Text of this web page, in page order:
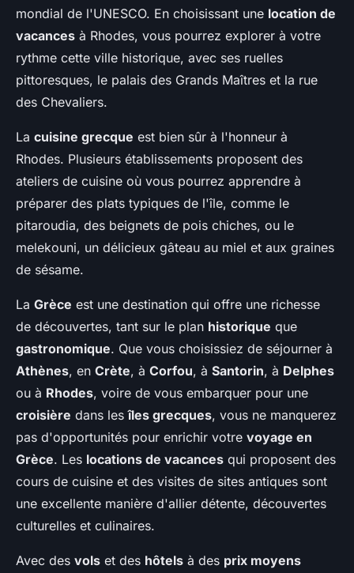
mondial de l'UNESCO. En choisissant une location de
vacances à Rhodes, vous pourrez explorer à votre
rythme cette ville historique, avec ses ruelles
pittoresques, le palais des Grands Maîtres et la rue
des Chevaliers.
La cuisine grecque est bien sûr à l'honneur à
Rhodes. Plusieurs établissements proposent des
ateliers de cuisine où vous pourrez apprendre à
préparer des plats typiques de l'île, comme le
pitaroudia, des beignets de pois chiches, ou le
melekouni, un délicieux gâteau au miel et aux graines
de sésame.
La Grèce est une destination qui offre une richesse
de découvertes, tant sur le plan historique que
gastronomique. Que vous choisissiez de séjourner à
Athènes, en Crète, à Corfou, à Santorin, à Delphes
ou à Rhodes, voire de vous embarquer pour une
croisière dans lesîles grecques, vous ne manquerez
pas d'opportunités pour enrichir votre voyage en
Grèce. Les locations de vacances qui proposent des
cours de cuisine et des visites de sites antiques sont
une excellente manière d'allier détente, découvertes
culturelles et culinaires.
Avec des vols et des hôtels à des prix moyens